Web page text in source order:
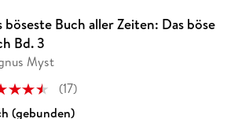
böseste Buch aller Zeiten: Das böse
Bd. 3
Myst
(17)
(gebunden)